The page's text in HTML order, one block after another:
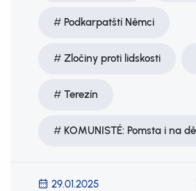
Podkarpatští Němci
Zločiny proti lidskosti
Terezín
KOMUNISTÉ: Pomsta i na
29.01.2025